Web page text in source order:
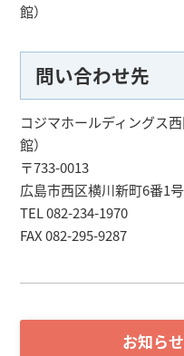
館）
問い合わせ先
コジマホールディングス
館）
〒733-0013
広島市西区横川新町6番1号
TEL 082-234-1970
FAX 082-295-9287
お知ら